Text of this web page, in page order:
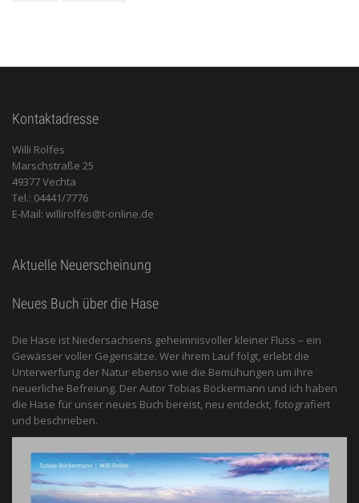
Kontaktadresse
Willi Rolfes
Marschstraße 25
49377 Vechta
Tel.: 04441/7776
E-Mail: willirolfes@t-online.de
Aktuelle Neuerscheinung
Neues Buch über die Hase
Die Hase ist Niedersachsens geheimnisvoller kleiner Fluss – ein
Gewässer voller Gegensätze. Wer ihrem Lauf folgt, erlebt die
Unterwerfung der Natur ebenso wie die Bemühungen um ihre
neuerliche Befreiung. Der Autor Tobias Böckermann und ich haben
die Hase für unser neues Buch bereist, neu entdeckt, fotografiert
und beschrieben.